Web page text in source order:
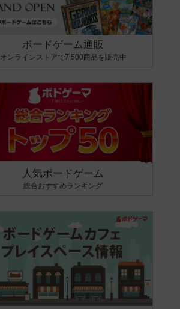
ボードゲーム通販
オンラインストアで7,500商品を販売中
人気ボードゲーム
総合おすすめランキング